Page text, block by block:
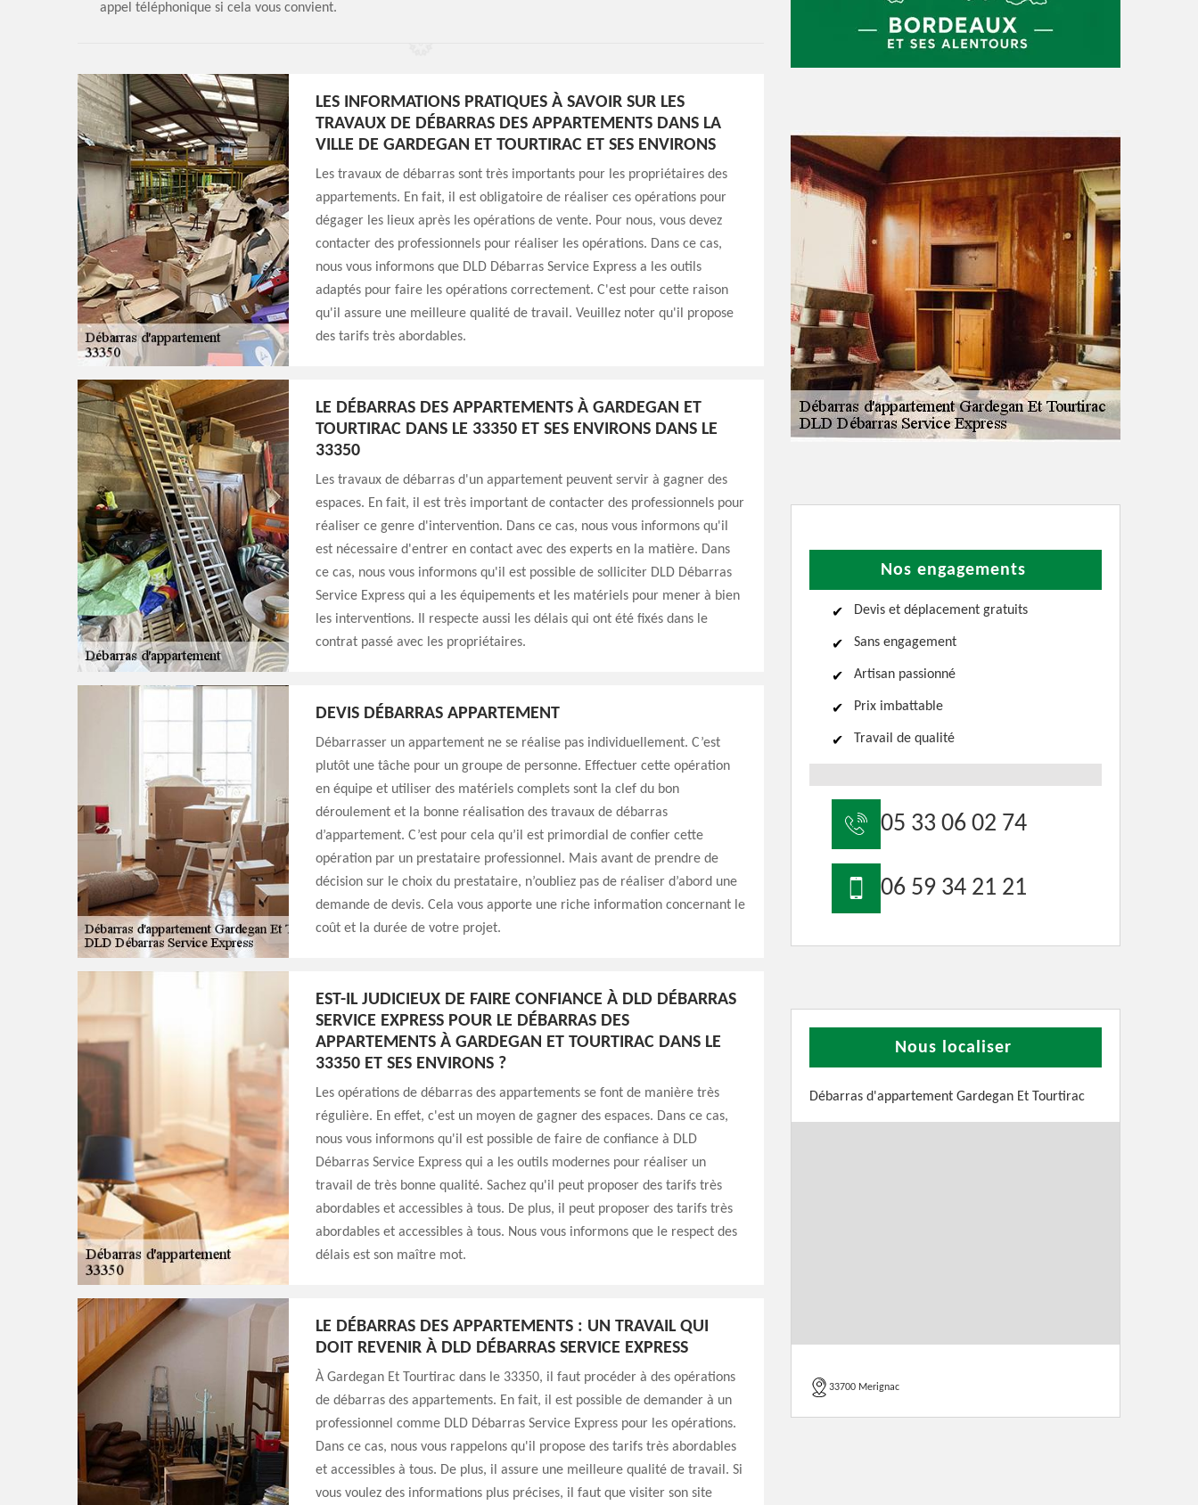
appel téléphonique si cela vous convient.
LES INFORMATIONS PRATIQUES À SAVOIR SUR LES
TRAVAUX DE DÉBARRAS DES APPARTEMENTS DANS LA
VILLE DE GARDEGAN ET TOURTIRAC ET SES ENVIRONS
Les travaux de débarras sont très importants pour les propriétaires des
appartements. En fait, il est obligatoire de réaliser ces opérations pour
dégager les lieux après les opérations de vente. Pour nous, vous devez
contacter des professionnels pour réaliser les opérations. Dans ce cas,
nous vous informons que DLD Débarras Service Express a les outils
adaptés pour faire les opérations correctement. C'est pour cette raison
qu'il assure une meilleure qualité de travail. Veuillez noter qu'il propose
des tarifs très abordables.
LE DÉBARRAS DES APPARTEMENTS À GARDEGAN ET
TOURTIRAC DANS LE 33350 ET SES ENVIRONS DANS LE
33350
Les travaux de débarras d'un appartement peuvent servir à gagner des
espaces. En fait, il est très important de contacter des professionnels pour
réaliser ce genre d'intervention. Dans ce cas, nous vous informons qu'il
est nécessaire d'entrer en contact avec des experts en la matière. Dans
ce cas, nous vous informons qu'il est possible de solliciter DLD Débarras
Service Express qui a les équipements et les matériels pour mener à bien
les interventions. Il respecte aussi les délais qui ont été fixés dans le
contrat passé avec les propriétaires.
DEVIS DÉBARRAS APPARTEMENT
Débarrasser un appartement ne se réalise pas individuellement. C’est
plutôt une tâche pour un groupe de personne. Effectuer cette opération
en équipe et utiliser des matériels complets sont la clef du bon
déroulement et la bonne réalisation des travaux de débarras
d’appartement. C’est pour cela qu’il est primordial de confier cette
opération par un prestataire professionnel. Mais avant de prendre de
décision sur le choix du prestataire, n’oubliez pas de réaliser d’abord une
demande de devis. Cela vous apporte une riche information concernant le
coût et la durée de votre projet.
EST-IL JUDICIEUX DE FAIRE CONFIANCE À DLD DÉBARRAS
SERVICE EXPRESS POUR LE DÉBARRAS DES
APPARTEMENTS À GARDEGAN ET TOURTIRAC DANS LE
33350 ET SES ENVIRONS ?
Les opérations de débarras des appartements se font de manière très
régulière. En effet, c'est un moyen de gagner des espaces. Dans ce cas,
nous vous informons qu'il est possible de faire de confiance à DLD
Débarras Service Express qui a les outils modernes pour réaliser un
travail de très bonne qualité. Sachez qu'il peut proposer des tarifs très
abordables et accessibles à tous. De plus, il peut proposer des tarifs très
abordables et accessibles à tous. Nous vous informons que le respect des
délais est son maître mot.
LE DÉBARRAS DES APPARTEMENTS : UN TRAVAIL QUI
DOIT REVENIR À DLD DÉBARRAS SERVICE EXPRESS
À Gardegan Et Tourtirac dans le 33350, il faut procéder à des opérations
de débarras des appartements. En fait, il est possible de demander à un
professionnel comme DLD Débarras Service Express pour les opérations.
Dans ce cas, nous vous rappelons qu'il propose des tarifs très abordables
et accessibles à tous. De plus, il assure une meilleure qualité de travail. Si
vous voulez des informations plus précises, il faut que visiter son site
Nos engagements
Devis et déplacement gratuits
Sans engagement
Artisan passionné
Prix imbattable
Travail de qualité
05 33 06 02 74
06 59 34 21 21
Nous localiser
Débarras d'appartement Gardegan Et Tourtirac
33700 Merignac